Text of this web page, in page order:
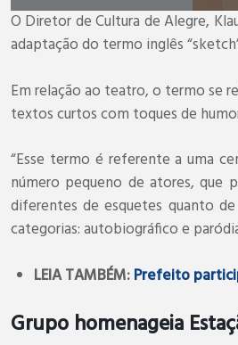
O Diretor de Cultura de Alegre,
adaptação do termo inglês
Em relação ao teatro, o termo se
textos curtos com toques de
“Esse termo é referente a uma
número pequeno de atores,
diferentes de esquetes quanto
categorias: autobiográfico e
LEIA TAMBÉM:Prefeito
Grupo homenageia